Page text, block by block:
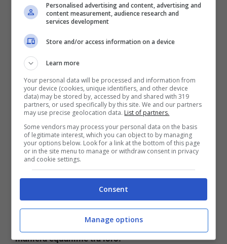
applicano la sharia totalmente, nella vita pubblica
che privata e sono:
Iran;
Negli altri paesi, invece, i predetti principi religiosi
sono utilizzati per regolare solo i rapporti privati.
Con l’avvento dei talebani, purtroppo, si assiste
ad una interpretazione estrema della Sharia con la
previsione di sgozzamenti, lapidazioni,
Non solo,anche se la legge islamica considera
uomini e donne uguali di fronte a Dio
gli obblighi e i diritti non si applicano in
maniera equanime tra loro.
Personalised advertising and content, advertising and
content measurement, audience research and
services development
Store and/or access information on a device
Learn more
Your personal data will be processed and information from
your device (cookies, unique identifiers, and other device
data) may be stored by, accessed by and shared with 319
partners, or used specifically by this site. We and our partners
may use precise geolocation data. List of partners.
Some vendors may process your personal data on the basis
of legitimate interest, which you can object to by managing
your options below. Look for a link at the bottom of this page
or in the site menu to manage or withdraw consent in privacy
and cookie settings.
Consent
Manage options